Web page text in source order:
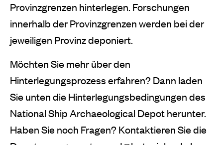
Provinzgrenzen hinterlegen. Forschungen
innerhalb der Provinzgrenzen werden bei der
jeweiligen Provinz deponiert.
Möchten Sie mehr über den
Hinterlegungsprozess erfahren? Dann laden
Sie unten die Hinterlegungsbedingungen des
National Ship Archaeological Depot herunter.
Haben Sie noch Fragen? Kontaktieren Sie die